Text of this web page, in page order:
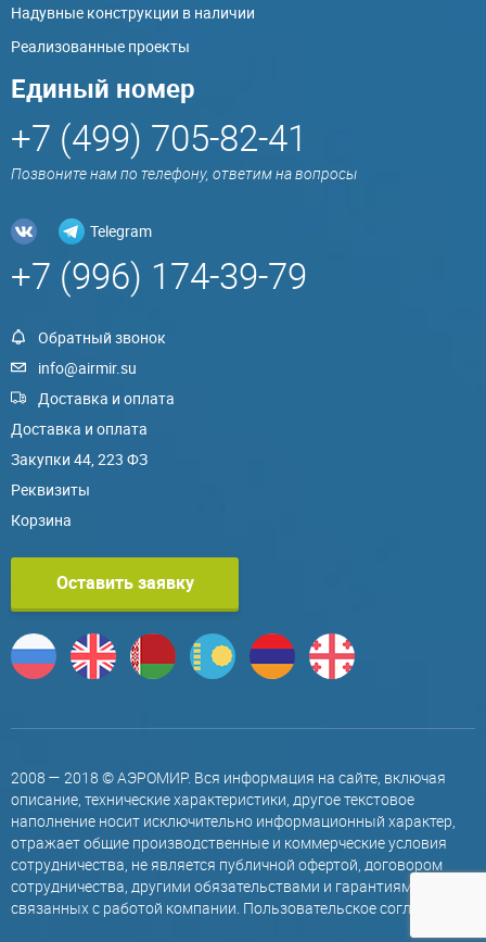
Надувные конструкции в наличии
Реализованные проекты
Единый номер
+7 (499) 705-82-41
Позвоните нам по телефону, ответим на вопросы
Telegram
+7 (996) 174-39-79
Обратный звонок
info@airmir.su
Доставка и оплата
Доставка и оплата
Закупки 44, 223 ФЗ
Реквизиты
Корзина
Оставить заявку
2008 — 2018 © АЭРОМИР. Вся информация на сайте, включая
описание, технические характеристики, другое текстовое
наполнение носит исключительно информационный характер,
отражает общие производственные и коммерческие условия
сотрудничества, не является публичной офертой, договором
сотрудничества, другими обязательствами и гарантиями,
связанных с работой компании. Пользовательское соглашение